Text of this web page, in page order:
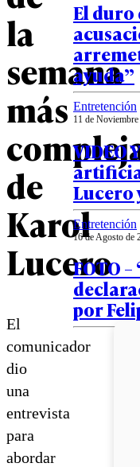
la
semana
más
de
Karol
Lucero
El
comunicador
dio
una
entrevista
para
abordar
El duro
ayuda”
Entretención
11 de
VIDEO
Lucero
Entretención
16 de Agosto de
FOTO
por